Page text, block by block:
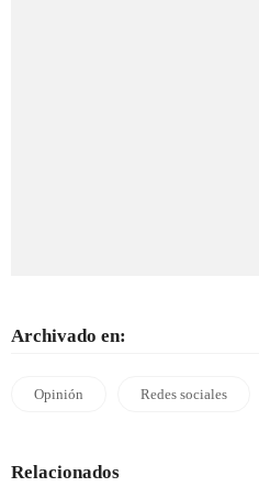
Archivado en:
Opinión Redes sociales
Relacionados